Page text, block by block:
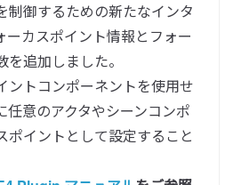
制御するための新たなインタ
ーカスポイント情報とフォー
追加しました。
ントコンポーネントを使用せ
任意のアクタやシーンコンポ
ポイントとして設定すること